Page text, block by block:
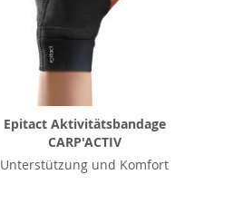
Epitact Aktivitätsbandage
CARP'ACTIV
Unterstützung und Komfort